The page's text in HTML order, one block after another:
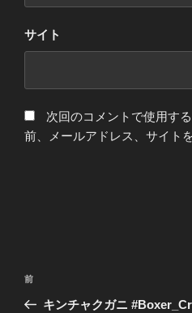
サイト
次回のコメントで使用す
前、メールアドレス、サイト
投
過
去
前
キンチャクガニ